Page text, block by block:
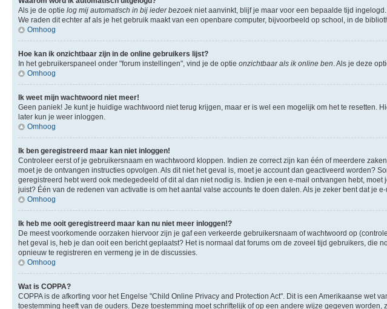
Als je de optie log mij automatisch in bij ieder bezoekniet aanvinkt, blijf je maar voor een bepaalde tijd
We raden dit echter af als je het gebruik maakt van een openbare computer, bijvoorbeeld op school, in de
Omhoog
Hoe kan ik onzichtbaar zijn in de online gebruikers lijst?
In het gebruikerspaneel onder "forum instellingen", vind je de optie onzichtbaar als ik online ben. Als je deze
Omhoog
Ik weet mijn wachtwoord niet meer!
Geen paniek! Je kunt je huidige wachtwoord niet terug krijgen, maar er is wel een mogelijk om het te resetten.
later kun je weer inloggen.
Omhoog
Ik ben geregistreerd maar kan niet inloggen!
Controleer eerst of je gebruikersnaam en wachtwoord kloppen. Indien ze correct zijn kan één of meerdere
moet je de ontvangen instructies opvolgen. Als dit niet het geval is, moet je account dan geactiveerd worden?
geregistreerd hebt werd ook medegedeeld of dit al dan niet nodig is. Indien je een e-mail ontvangen hebt,
juist? Één van de redenen van activatie is om het aantal valse accounts te doen dalen. Als je zeker bent dat je
Omhoog
Ik heb me ooit geregistreerd maar kan nu niet meer inloggen!?
De meest voorkomende oorzaken hiervoor zijn je gaf een verkeerde gebruikersnaam of wachtwoord op
het geval is, heb je dan ooit een bericht geplaatst? Het is normaal dat forums om de zoveel tijd gebruikers,
opnieuw te registreren en vermeng je in de discussies.
Omhoog
Wat is COPPA?
COPPA is de afkorting voor het Engelse "Child Online Privacy and Protection Act". Dit is een Amerikaanse
toestemming heeft van de ouders. Deze toestemming moet schriftelijk of op een andere wijze gegeven